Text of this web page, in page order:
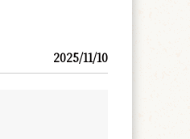
2025/11/10